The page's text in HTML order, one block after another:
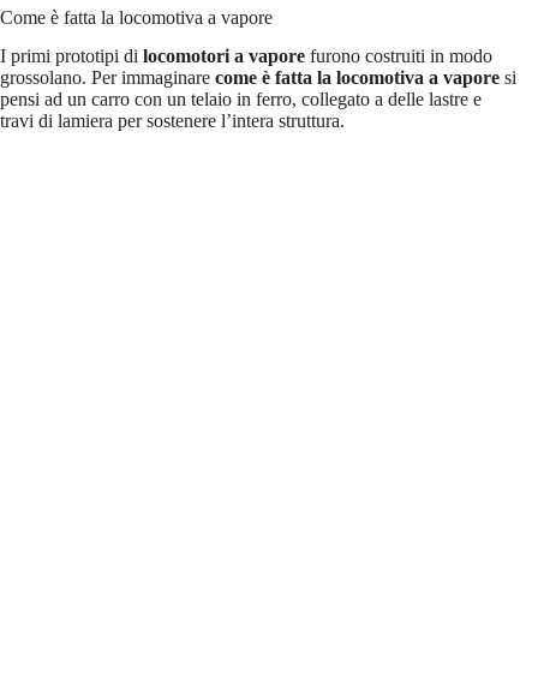
Come è fatta la locomotiva a vapore
I primi prototipi di locomotori a vapore furono costruiti in modo
grossolano. Per immaginare come è fatta la locomotiva a vapore si
pensi ad un carro con un telaio in ferro, collegato a delle lastre e
travi di lamiera per sostenere l’intera struttura.